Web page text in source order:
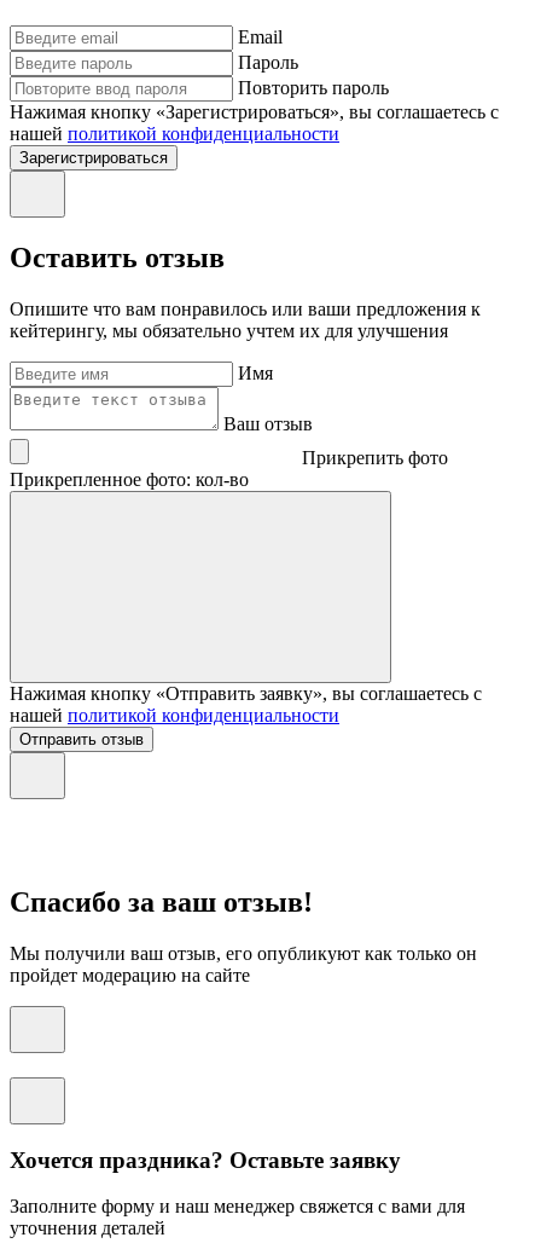
Email
Пароль
Повторить пароль
Нажимая кнопку «Зарегистрироваться», вы соглашаетесь с
нашей политикой конфиденциальности
Зарегистрироваться
Оставить отзыв
Опишите что вам понравилось или ваши предложения к
кейтерингу, мы обязательно учтем их для улучшения
Имя
Ваш отзыв
Прикрепить фото
Прикрепленное фото: кол-во
Нажимая кнопку «Отправить заявку», вы соглашаетесь с
нашей политикой конфиденциальности
Отправить отзыв
Спасибо за ваш отзыв!
Мы получили ваш отзыв, его опубликуют как только он
пройдет модерацию на сайте
Хочется праздника? Оставьте заявку
Заполните форму и наш менеджер свяжется с вами для
уточнения деталей